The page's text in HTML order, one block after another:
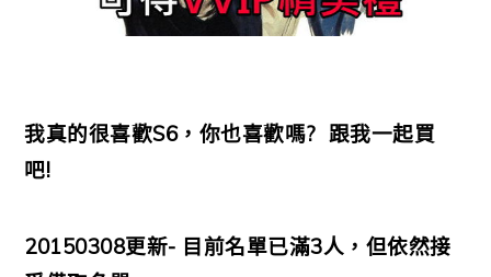
我真的很喜歡S6，你也喜歡嗎? 跟我一起買
吧!
20150308更新- 目前名單已滿3人，但依然接